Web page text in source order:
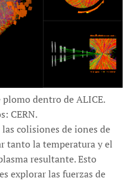
dentro de ALICE.
CERN.
colisiones de iones de
tanto la temperatura y el
resultante. Esto
explorar las fuerzas de